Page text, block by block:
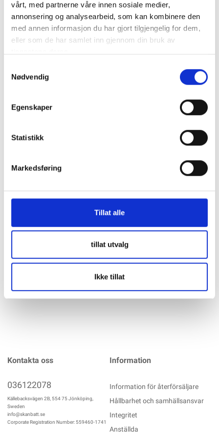
vårt, med partnerne våre innen sosiale medier,
annonsering og analysearbeid, som kan kombinere den
med annen informasjon du har gjort tilgjengelig for dem,
eller som de har samlet inn gjennom din bruk av
Nødvendig
Egenskaper
Statistikk
Markedsføring
Tillat alle
tillat utvalg
Ikke tillat
VICTRON VE Direct kabel 1,8 m med vinkel (90` kontakt i ena
änden)
VE.Direct-kabeln finns i olika längder. Det finns en ..
mer info
Kategorier:
Kablar
Specifikation
VICTRON VE Direct kabel 1,8 m med vinkel (90` kontakt i ena
änden) VE.Direct-kabeln finns i olika längder. Det finns en rak
modell och en modell med 90 graders vinkel.
mer info
Kontakta oss
036122078
Källebacksvägen 2B, 554 75 Jönköping,
Sweden
info@skanbatt.se
Corporate Registration Number: 559460-1741
Information
Information för återförsäljare
Hållbarhet och samhällsansvar
Integritet
Anställda